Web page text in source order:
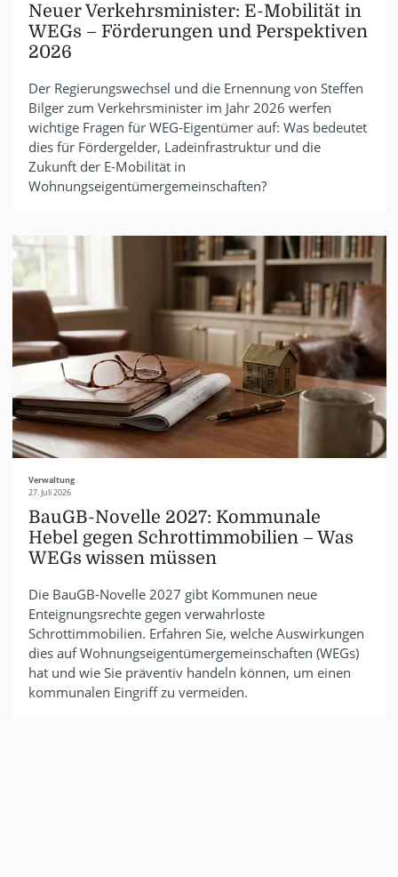
Neuer Verkehrsminister: E-Mobilität in
WEGs – Förderungen und Perspektiven
2026
Der Regierungswechsel und die Ernennung von Steffen
Bilger zum Verkehrsminister im Jahr 2026 werfen
wichtige Fragen für WEG-Eigentümer auf: Was bedeutet
dies für Fördergelder, Ladeinfrastruktur und die
Zukunft der E-Mobilität in
Wohnungseigentümergemeinschaften?
Verwaltung
27. Juli 2026
BauGB-Novelle 2027: Kommunale
Hebel gegen Schrottimmobilien – Was
WEGs wissen müssen
Die BauGB-Novelle 2027 gibt Kommunen neue
Enteignungsrechte gegen verwahrloste
Schrottimmobilien. Erfahren Sie, welche Auswirkungen
dies auf Wohnungseigentümergemeinschaften (WEGs)
hat und wie Sie präventiv handeln können, um einen
kommunalen Eingriff zu vermeiden.